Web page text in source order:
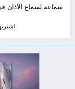
سماعة لسماع الأذان